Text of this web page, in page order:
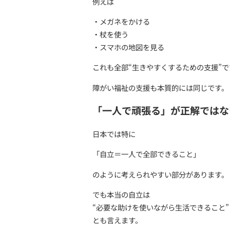
人はそもそも支え合
実は“誰にも頼らずに生きて
・誰かが作ったものを使う
・誰かに教えてもらう
そんなことの積み重ねで社
つまり「支援を受ける」の
「支援＝弱い人」で